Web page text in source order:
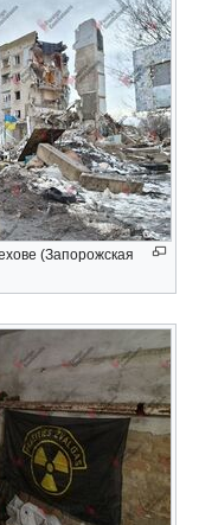
(Запорожская